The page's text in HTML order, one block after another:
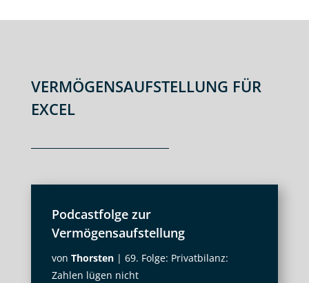
VERMÖGENSAUFSTELLUNG FÜR
EXCEL
Podcastfolge zur
Vermögensaufstellung
von Thorsten| 69. Folge: Privatbilanz:
Zahlen lügen nicht